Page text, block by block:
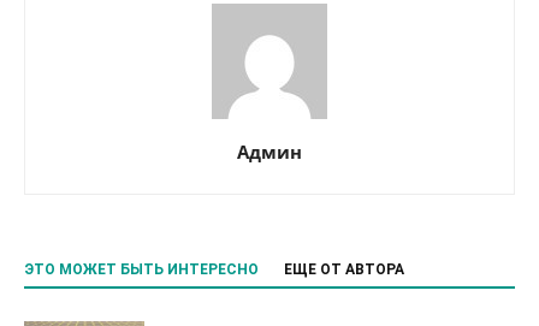
Админ
ЭТО МОЖЕТ БЫТЬ ИНТЕРЕСНО ЕЩЕ ОТ АВТОРА